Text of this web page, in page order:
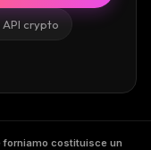
crypto
forniamo costituisce un